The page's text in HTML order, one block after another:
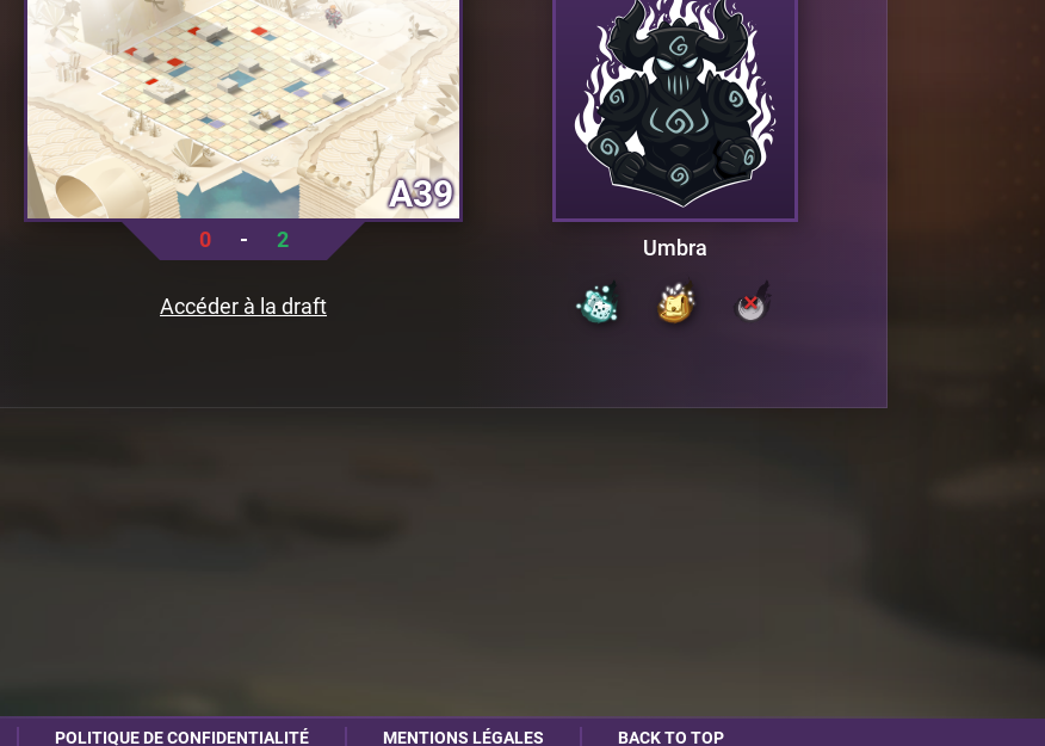
Umbra
A39
0 - 2
Accéder à la draft
POLITIQUE DE CONFIDENTIALITÉ MENTIONS LÉGALES BACK TO TOP